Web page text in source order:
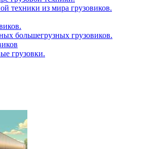
техники из мира грузовиков.
большегрузных грузовиков.
грузовки.